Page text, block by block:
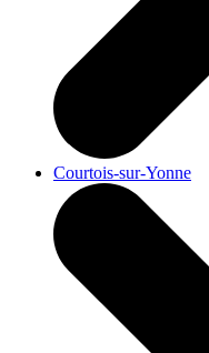
Courtois-sur-Yonne